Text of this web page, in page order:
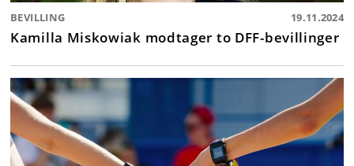
BEVILLING 19.11.2024
Kamilla Miskowiak modtager to DFF-bevillinger